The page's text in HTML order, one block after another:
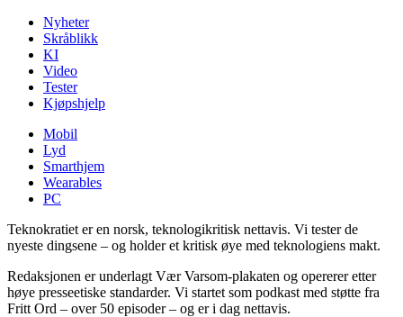
Nyheter
Skråblikk
KI
Video
Tester
Kjøpshjelp
Mobil
Lyd
Smarthjem
Wearables
PC
Teknokratiet er en norsk, teknologikritisk nettavis. Vi tester de
nyeste dingsene – og holder et kritisk øye med teknologiens makt.
Redaksjonen er underlagt Vær Varsom-plakaten og opererer etter
høye presseetiske standarder. Vi startet som podkast med støtte fra
Fritt Ord – over 50 episoder – og er i dag nettavis.